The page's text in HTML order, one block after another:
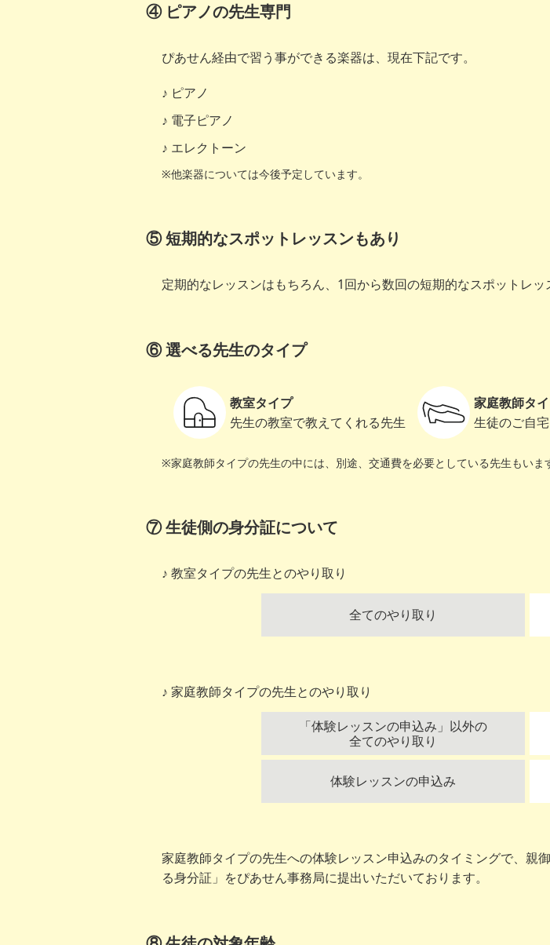
④ ピアノの先生専門
ぴあせん経由で習う事ができる楽器は、現在下記です。
ピアノ
電子ピアノ
エレクトーン
※他楽器については今後予定しています。
⑤ 短期的なスポットレッスンもあり
定期的なレッスンはもちろん、1回から数回の短期的なスポットレッ
⑥ 選べる先生のタイプ
教室タイプ
先生の教室で教えてくれる先生
家庭教師タ
生徒のご自
※家庭教師タイプの先生の中には、別途、交通費を必要としている先生もいま
⑦ 生徒側の身分証について
教室タイプの先生とのやり取り
全てのやり取り
家庭教師タイプの先生とのやり取り
「体験レッスンの申込み」以外の
全てのやり取り
体験レッスンの申込み
家庭教師タイプの先生への体験レッスン申込みのタイミングで、親
る身分証」をぴあせん事務局に提出いただいております。